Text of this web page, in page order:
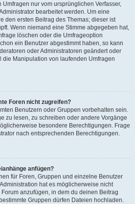
nur vom ursprünglichen Verfasser,
bearbeitet werden. Um eine
den ersten Beitrag des Themas; dieser ist
Wenn niemand eine Stimme abgegeben hat,
löschen oder die Umfrageoption
ein Benutzer abgestimmt haben, so kann
oder Administratoren geändert oder
die Manipulation von laufenden Umfragen
Foren nicht zugreifen?
Benutzern oder Gruppen vorbehalten sein.
zu lesen, zu schreiben oder andere Vorgänge
besondere Berechtigungen. Frage
nach entsprechenden Berechtigungen.
anfügen?
für Foren, Gruppen und einzelne Benutzer
hat es möglicherweise nicht
anzufügen, in dem du deinen Beitrag
Gruppen dürfen Dateien hochladen.